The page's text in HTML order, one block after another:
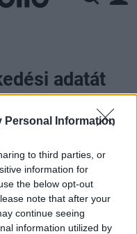
Personal Information
to third parties, or
information for
the below opt-out
note that after your
continue seeing
information utilized by
adatát
bejelentette,
6,9
a kínai